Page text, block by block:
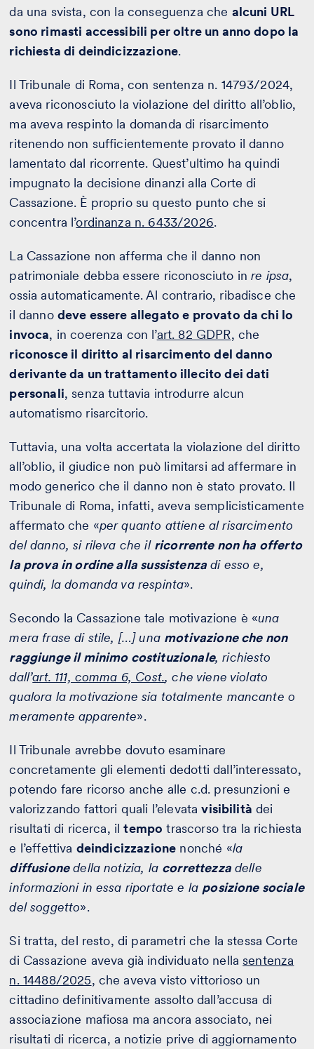
da una svista, con la conseguenza che alcuni URL
sono rimasti accessibili per oltre un anno dopo la
richiesta di deindicizzazione.
Il Tribunale di Roma, con sentenza n. 14793/2024,
aveva riconosciuto la violazione del diritto all’oblio,
ma aveva respinto la domanda di risarcimento
ritenendo non sufficientemente provato il danno
lamentato dal ricorrente. Quest’ultimo ha quindi
impugnato la decisione dinanzi alla Corte di
Cassazione. È proprio su questo punto che si
concentra l’ordinanza n. 6433/2026.
La Cassazione non afferma che il danno non
patrimoniale debba essere riconosciuto inre ipsa,
ossia automaticamente. Al contrario, ribadisce che
il danno deve essere allegato e provato da chi lo
invoca, in coerenza con l’art. 82 GDPR, che
riconosce il diritto al risarcimento del danno
derivante da un trattamento illecito dei dati
personali, senza tuttavia introdurre alcun
automatismo risarcitorio.
Tuttavia, una volta accertata la violazione del diritto
all’oblio, il giudice non può limitarsi ad affermare in
modo generico che il danno non è stato provato. Il
Tribunale di Roma, infatti, aveva semplicisticamente
affermato che «per quanto attiene al risarcimento
del danno, si rileva che il ricorrente non ha offerto
la prova in ordine alla sussistenza di esso e,
quindi, la domanda va respinta».
Secondo la Cassazione tale motivazione è «una
mera frase di stile, […] una motivazione che non
raggiunge il minimo costituzionale, richiesto
dall’art. 111, comma 6, Cost., che viene violato
qualora la motivazione sia totalmente mancante o
meramente apparente».
Il Tribunale avrebbe dovuto esaminare
concretamente gli elementi dedotti dall’interessato,
potendo fare ricorso anche alle c.d. presunzioni e
valorizzando fattori quali l’elevatavisibilità dei
risultati di ricerca, iltempo trascorso tra la richiesta
e l’effettiva deindicizzazione nonché «la
diffusionedella notizia, la correttezzadelle
informazioni in essa riportate e la posizione sociale
del soggetto».
Si tratta, del resto, di parametri che la stessa Corte
di Cassazione aveva già individuato nellasentenza
n. 14488/2025, che aveva visto vittorioso un
cittadino definitivamente assolto dall’accusa di
associazione mafiosa ma ancora associato, nei
risultati di ricerca, a notizie prive di aggiornamento